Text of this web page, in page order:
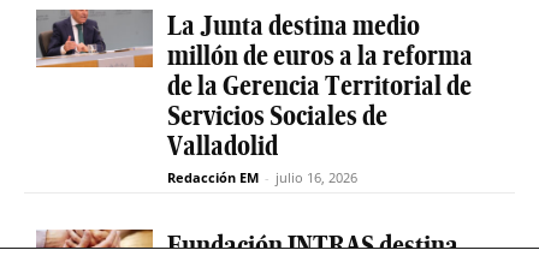
La Junta destina medio
millón de euros a la reforma
de la Gerencia Territorial de
Servicios Sociales de
Valladolid
Redacción EM - julio 16, 2026
Fundación INTRAS destina